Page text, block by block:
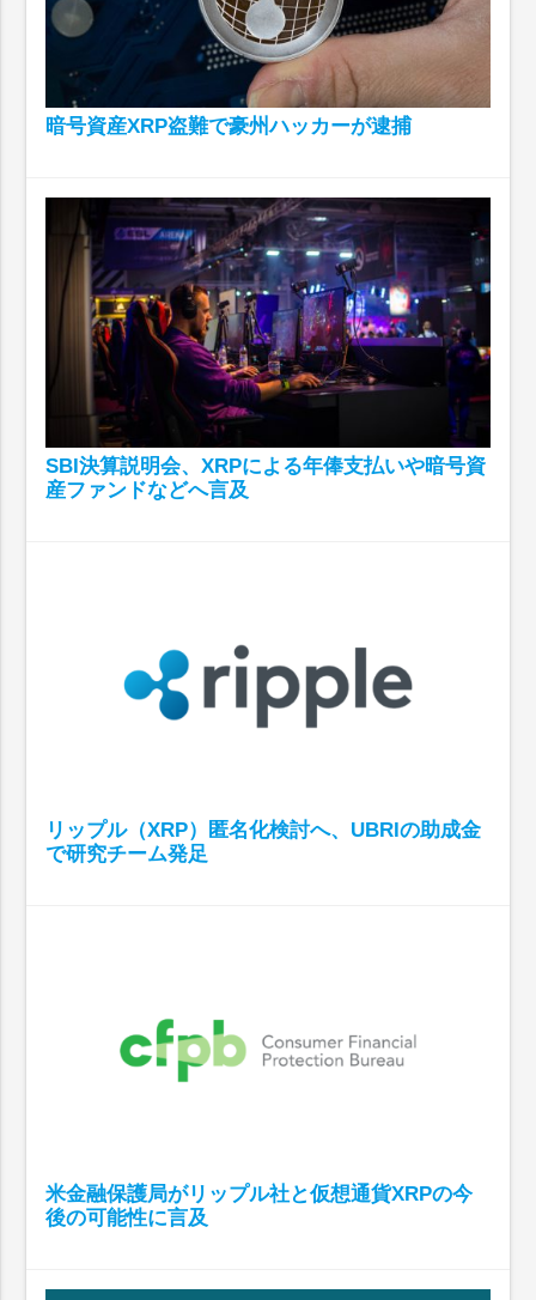
暗号資産XRP盗難で豪州ハッカーが逮捕
SBI決算説明会、XRPによる年俸支払いや暗号資
産ファンドなどへ言及
リップル（XRP）匿名化検討へ、UBRIの助成金
で研究チーム発足
米金融保護局がリップル社と仮想通貨XRPの今
後の可能性に言及